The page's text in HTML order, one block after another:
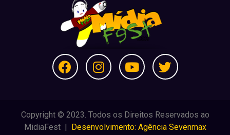
Copyright © 2023. Todos os Direitos Reservados ao
MidiaFest |
Desenvolvimento: Agência Sevenmax